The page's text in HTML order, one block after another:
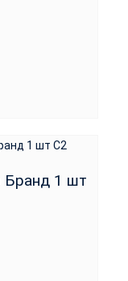
Бранд 1 шт